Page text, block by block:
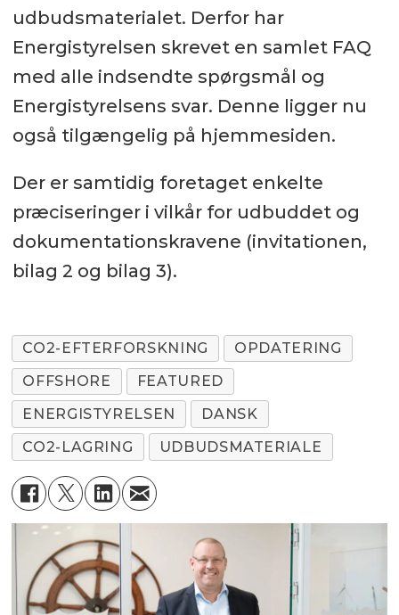
udbudsmaterialet. Derfor har
Energistyrelsen skrevet en samlet FAQ
med alle indsendte spørgsmål og
Energistyrelsens svar. Denne ligger nu
også tilgængelig på hjemmesiden.
Der er samtidig foretaget enkelte
præciseringer i vilkår for udbuddet og
dokumentationskravene (invitationen,
bilag 2 og bilag 3).
CO2-EFTERFORSKNING
OPDATERING
OFFSHORE
FEATURED
ENERGISTYRELSEN
DANSK
CO2-LAGRING
UDBUDSMATERIALE